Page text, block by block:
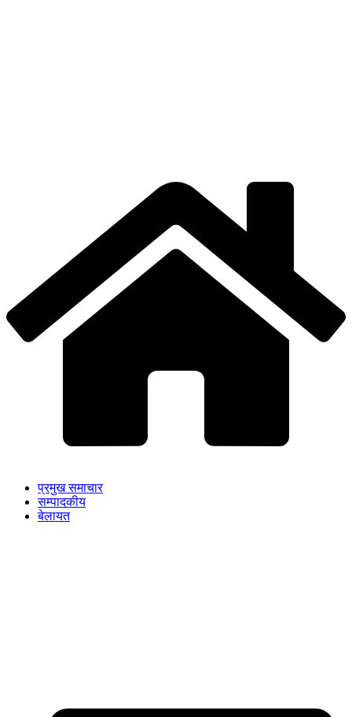
प्रमुख समाचार
सम्पादकीय
बेलायत